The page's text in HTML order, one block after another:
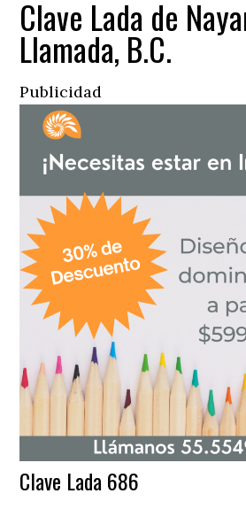
Clave Lada de
Llamada, B.C.
Publicidad
Clave Lada 686